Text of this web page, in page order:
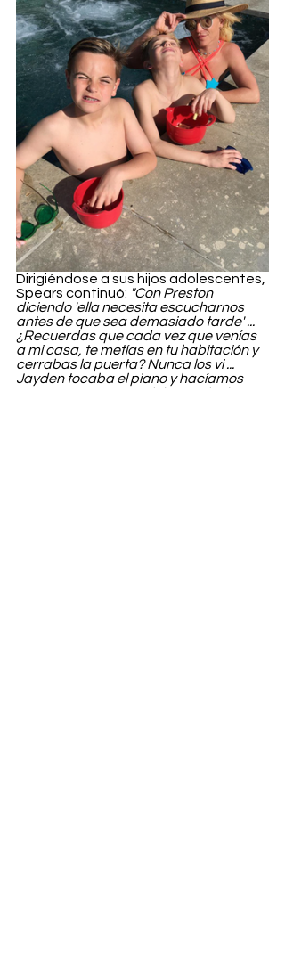
Dirigiéndose a sus hijos adolescentes,
Spears continuó: "Con Preston
diciendo 'ella necesita escucharnos
antes de que sea demasiado tarde' ...
¿Recuerdas que cada vez que venías
a mi casa, te metías en tu habitación y
cerrabas la puerta? Nunca los vi ...
Jayden tocaba el piano y hacíamos